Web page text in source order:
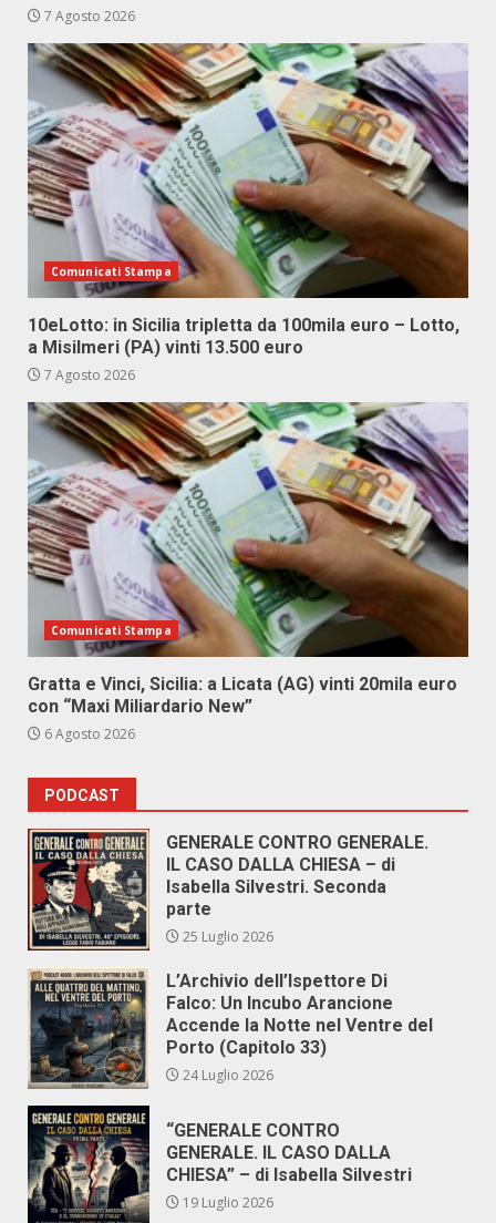
7 Agosto 2026
Comunicati Stampa
10eLotto: in Sicilia tripletta da 100mila euro – Lotto,
a Misilmeri (PA) vinti 13.500 euro
7 Agosto 2026
Comunicati Stampa
Gratta e Vinci, Sicilia: a Licata (AG) vinti 20mila euro
con “Maxi Miliardario New”
6 Agosto 2026
PODCAST
GENERALE CONTRO GENERALE.
IL CASO DALLA CHIESA – di
Isabella Silvestri. Seconda
parte
25 Luglio 2026
L’Archivio dell’Ispettore Di
Falco: Un Incubo Arancione
Accende la Notte nel Ventre del
Porto (Capitolo 33)
24 Luglio 2026
“GENERALE CONTRO
GENERALE. IL CASO DALLA
CHIESA” – di Isabella Silvestri
19 Luglio 2026